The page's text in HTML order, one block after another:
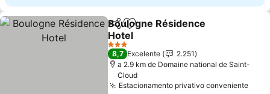
PartilharAdicionar aos favoritos
Boulogne Résidence
Hotel
Ver preços
3 Estrelas
8,7 Excelente
2.251
a 2.9 km de Domaine national de Saint-
Cloud
Estacionamento privativo convenienteVer